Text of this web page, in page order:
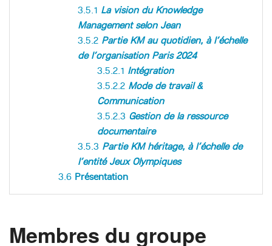
3.5.1 La vision du Knowledge
Management selon Jean
3.5.2 Partie KM au quotidien, à l’échelle
de l’organisation Paris 2024
3.5.2.1 Intégration
3.5.2.2 Mode de travail &
Communication
3.5.2.3 Gestion de la ressource
documentaire
3.5.3 Partie KM héritage, à l’échelle de
l’entité Jeux Olympiques
3.6 Présentation
Membres du groupe